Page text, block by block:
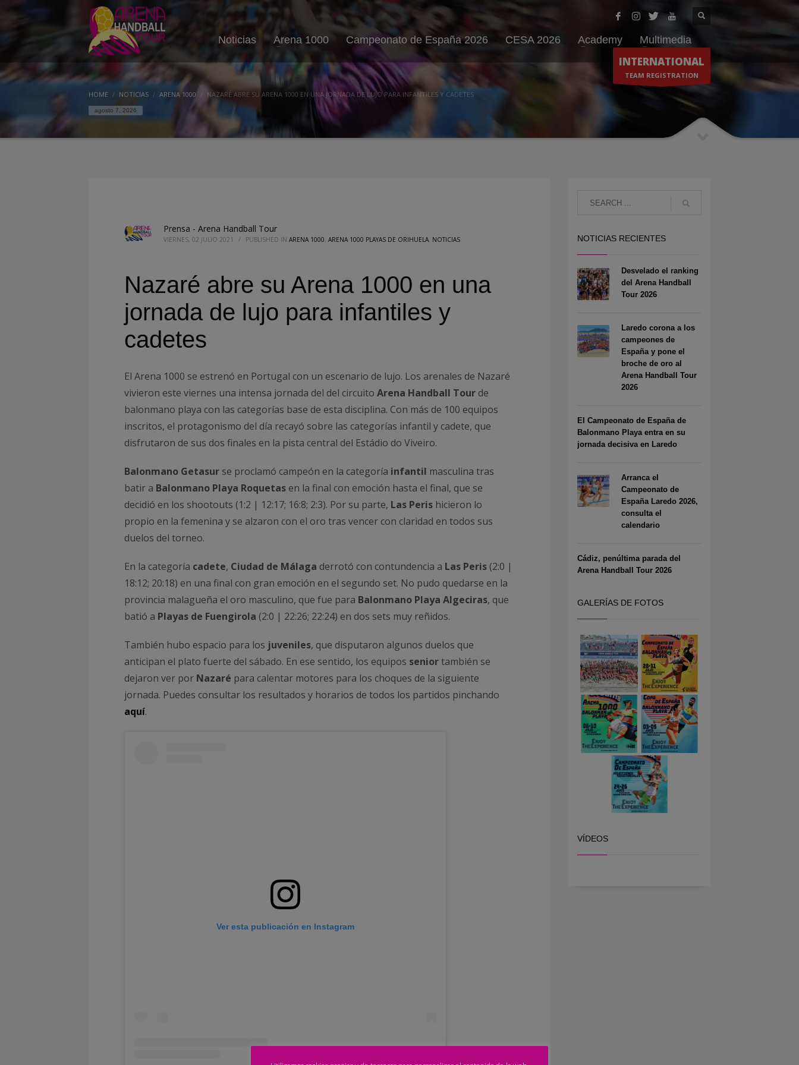
Noticias Arena 1000 Campeonato de España 2026 CESA 2026 Academy Multimedia
INTERNATIONAL
TEAM REGISTRATION
HOME NOTICIAS ARENA 1000 NAZARÉ ABRE SU ARENA 1000 EN UNA JORNADA DE LUJO PARA INFANTILES Y CADETES
agosto 7, 2026
Prensa - Arena Handball Tour
VIERNES, 02 JULIO 2021 / PUBLISHED INARENA 1000,ARENA 1000 PLAYAS DE ORIHUELA, NOTICIAS
Nazaré abre su Arena 1000 en una
jornada de lujo para infantiles y
cadetes
El Arena 1000 se estrenó en Portugal con un escenario de lujo. Los arenales de Nazaré
vivieron este viernes una intensa jornada del del circuitoArena Handball Tour de
balonmano playa con las categorías base de esta disciplina. Con más de 100 equipos
inscritos, el protagonismo del día recayó sobre las categorías infantil y cadete, que
disfrutaron de sus dos finales en la pista central del Estádio do Viveiro.
Balonmano Getasur se proclamó campeón en la categoría infantil masculina tras
batir a Balonmano Playa Roquetas en la final con emoción hasta el final, que se
decidió en los shootouts (1:2 | 12:17; 16:8; 2:3). Por su parte, Las Peris hicieron lo
propio en la femenina y se alzaron con el oro tras vencer con claridad en todos sus
duelos del torneo.
En la categoría cadete, Ciudad de Málaga derrotó con contundencia a Las Peris (2:0 |
18:12; 20:18) en una final con gran emoción en el segundo set. No pudo quedarse en la
provincia malagueña el oro masculino, que fue para Balonmano Playa Algeciras, que
batió a Playas de Fuengirola (2:0 | 22:26; 22:24) en dos sets muy reñidos.
También hubo espacio para los juveniles, que disputaron algunos duelos que
anticipan el plato fuerte del sábado. En ese sentido, los equipos seniortambién se
dejaron ver por Nazaré para calentar motores para los choques de la siguiente
jornada. Puedes consultar los resultados y horarios de todos los partidos pinchando
aquí.
Ver esta publicación en Instagram
NOTICIAS RECIENTES
Desvelado el ranking
del Arena Handball
Tour 2026
Laredo corona a los
campeones de
España y pone el
broche de oro al
Arena Handball Tour
2026
El Campeonato de España de
Balonmano Playa entra en su
jornada decisiva en Laredo
Arranca el
Campeonato de
España Laredo 2026,
consulta el
calendario
Cádiz, penúltima parada del
Arena Handball Tour 2026
GALERÍAS DE FOTOS
VÍDEOS